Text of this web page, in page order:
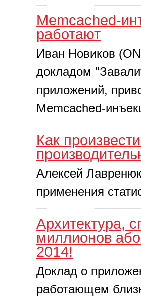
Memcached-
работают
Иван Новиков
докладом
приложений,
Memcached-
Как
Алексей
применения
Архитектура,
миллионов
2014!
Доклад о
работающем